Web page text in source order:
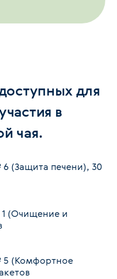
для
в
чая.
(Защита печени), 30
(Очищение и
5 (Комфортное